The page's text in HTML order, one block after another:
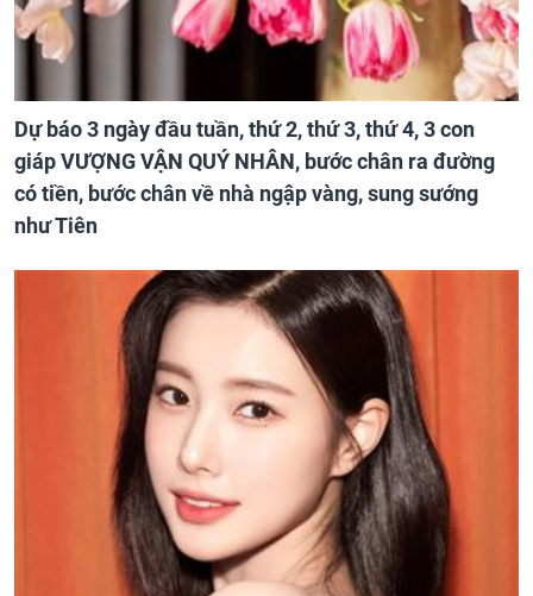
Dự báo 3 ngày đầu tuần, thứ 2, thứ 3, thứ 4, 3 con
giáp VƯỢNG VẬN QUÝ NHÂN, bước chân ra đường
có tiền, bước chân về nhà ngập vàng, sung sướng
như Tiên